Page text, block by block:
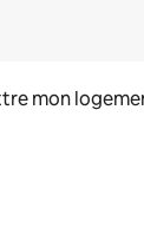
mon